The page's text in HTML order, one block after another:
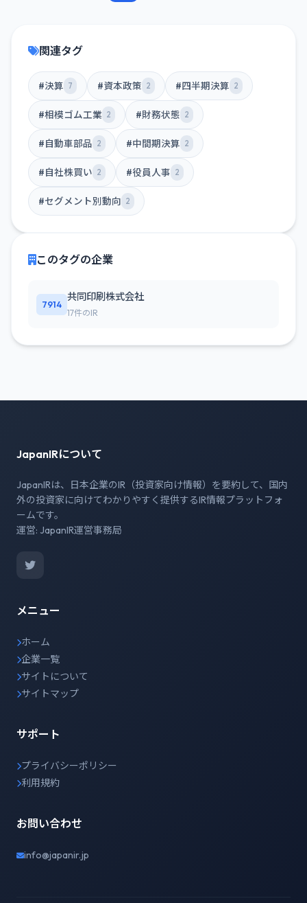
関連タグ
#決算 7 #資本政策 2 #四半期決算 2
#相模ゴム工業 2 #財務状態 2
#自動車部品 2 #中間期決算 2
#自社株買い 2 #役員人事 2
#セグメント別動向 2
このタグの企業
7914
共同印刷株式会社
17件のIR
JapanIRについて
JapanIRは、日本企業のIR（投資家向け情報）を要約して、国内
外の投資家に向けてわかりやすく提供するIR情報プラットフォ
ームです。
運営: JapanIR運営事務局
メニュー
ホーム
企業一覧
サイトについて
サイトマップ
サポート
プライバシーポリシー
利用規約
お問い合わせ
info@japanir.jp